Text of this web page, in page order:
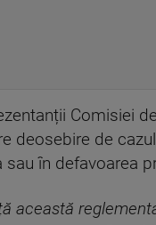
Comisiei
deosebire de
în defavoarea
această